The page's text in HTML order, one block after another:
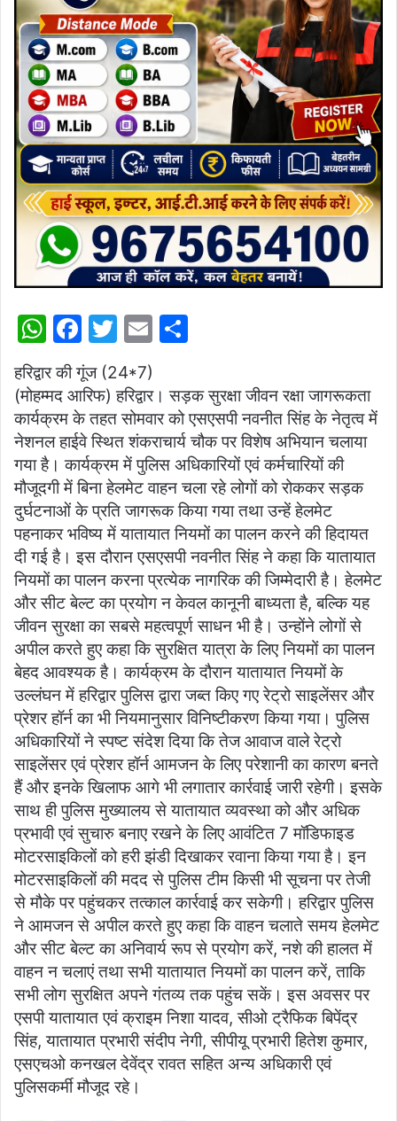
W
at
s
A
p
p
F
a
c
e
b
o
o
k
T
w
itt
er
E
ai
l
ar
e
हरिद्वार की गूंज (24*7)
(मोहम्मद आरिफ) हरिद्वार। सड़क सुरक्षा जीवन रक्षा जागरूकता
कार्यक्रम के तहत सोमवार को एसएसपी नवनीत सिंह के नेतृत्व में
नेशनल हाईवे स्थित शंकराचार्य चौक पर विशेष अभियान चलाया
गया है। कार्यक्रम में पुलिस अधिकारियों एवं कर्मचारियों की
मौजूदगी में बिना हेलमेट वाहन चला रहे लोगों को रोककर सड़क
दुर्घटनाओं के प्रति जागरूक किया गया तथा उन्हें हेलमेट
पहनाकर भविष्य में यातायात नियमों का पालन करने की हिदायत
दी गई है। इस दौरान एसएसपी नवनीत सिंह ने कहा कि यातायात
नियमों का पालन करना प्रत्येक नागरिक की जिम्मेदारी है। हेलमेट
और सीट बेल्ट का प्रयोग न केवल कानूनी बाध्यता है, बल्कि यह
जीवन सुरक्षा का सबसे महत्वपूर्ण साधन भी है। उन्होंने लोगों से
अपील करते हुए कहा कि सुरक्षित यात्रा के लिए नियमों का पालन
बेहद आवश्यक है। कार्यक्रम के दौरान यातायात नियमों के
उल्लंघन में हरिद्वार पुलिस द्वारा जब्त किए गए रेट्रो साइलेंसर और
प्रेशर हॉर्न का भी नियमानुसार विनिष्टीकरण किया गया। पुलिस
अधिकारियों ने स्पष्ट संदेश दिया कि तेज आवाज वाले रेट्रो
साइलेंसर एवं प्रेशर हॉर्न आमजन के लिए परेशानी का कारण बनते
हैं और इनके खिलाफ आगे भी लगातार कार्रवाई जारी रहेगी। इसके
साथ ही पुलिस मुख्यालय से यातायात व्यवस्था को और अधिक
प्रभावी एवं सुचारु बनाए रखने के लिए आवंटित 7 मॉडिफाइड
मोटरसाइकिलों को हरी झंडी दिखाकर रवाना किया गया है। इन
मोटरसाइकिलों की मदद से पुलिस टीम किसी भी सूचना पर तेजी
से मौके पर पहुंचकर तत्काल कार्रवाई कर सकेगी। हरिद्वार पुलिस
ने आमजन से अपील करते हुए कहा कि वाहन चलाते समय हेलमेट
और सीट बेल्ट का अनिवार्य रूप से प्रयोग करें, नशे की हालत में
वाहन न चलाएं तथा सभी यातायात नियमों का पालन करें, ताकि
सभी लोग सुरक्षित अपने गंतव्य तक पहुंच सकें। इस अवसर पर
एसपी यातायात एवं क्राइम निशा यादव, सीओ ट्रैफिक बिपेंद्र
सिंह, यातायात प्रभारी संदीप नेगी, सीपीयू प्रभारी हितेश कुमार,
एसएचओ कनखल देवेंद्र रावत सहित अन्य अधिकारी एवं
पुलिसकर्मी मौजूद रहे।